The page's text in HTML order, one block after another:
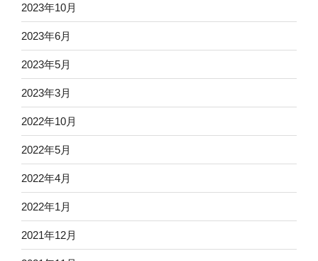
2023年10月
2023年6月
2023年5月
2023年3月
2022年10月
2022年5月
2022年4月
2022年1月
2021年12月